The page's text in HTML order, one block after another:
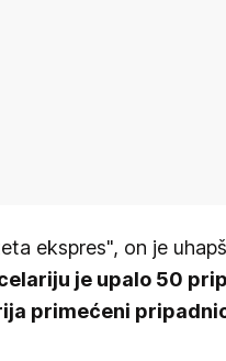
ekspres", on je
je upalo 50
primećeni